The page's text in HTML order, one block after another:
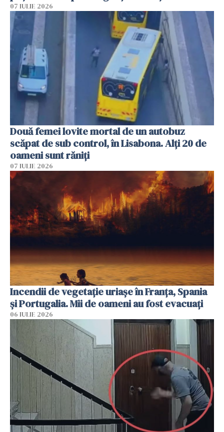
07 IULIE 2026
Două femei lovite mortal de un autobuz
scăpat de sub control, în Lisabona. Alți 20 de
oameni sunt răniți
07 IULIE 2026
Incendii de vegetație uriașe în Franța, Spania
și Portugalia. Mii de oameni au fost evacuați
06 IULIE 2026